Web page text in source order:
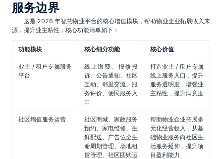
服务边界
这是 2026 年智慧物业平台的核心增值模块，帮助物业企业拓展收入来
源，提升业主粘性，核心功能清单如下：
功能模块 核心细分功能 核心价值
业主 / 租户专属服务
平台
线上缴费、报修投
诉、公告通知、社区
互动、邻里交流、服
务评价、便民服务入
口
打造业主 / 租户专属
线上服务入口，提升
服务透明度，增强业
主粘性，提升满意度
社区增值服务运营
社区商城、家政服务
预约、家电维修、生
鲜配送、广告位全生
命周期管理、场地租
赁管理、社区团购运
帮助物业企业拓展多
元化经营收入，从基
础物业服务向社区生
活服务延伸，提升项
目盈利能力